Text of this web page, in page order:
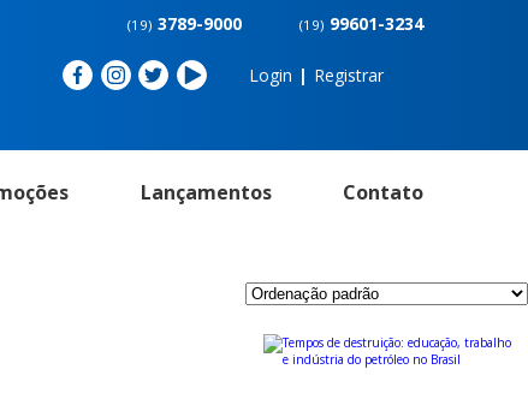
(19) 3789-9000 (19) 99601-3234
Login | Registrar
Lançamentos Contato